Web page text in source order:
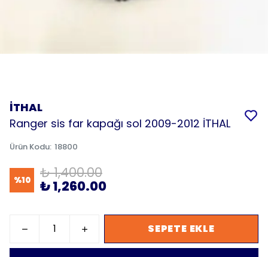
İTHAL
Ranger sis far kapağı sol 2009-2012 İTHAL
Ürün Kodu: 18800
%10 ₺ 1,400.00
₺ 1,260.00
SEPETE EKLE